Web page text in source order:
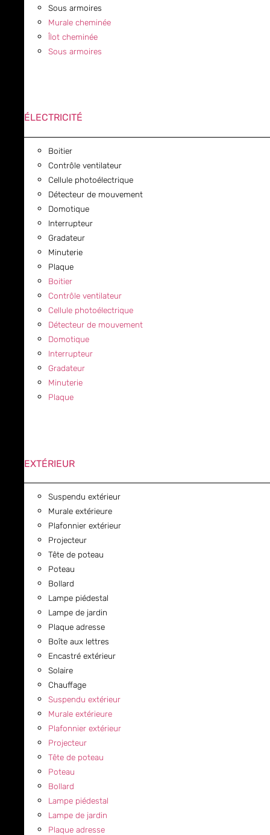
Sous armoires
Murale cheminée
Îlot cheminée
Sous armoires
ÉLECTRICITÉ
Boitier
Contrôle ventilateur
Cellule photoélectrique
Détecteur de mouvement
Domotique
Interrupteur
Gradateur
Minuterie
Plaque
Boitier
Contrôle ventilateur
Cellule photoélectrique
Détecteur de mouvement
Domotique
Interrupteur
Gradateur
Minuterie
Plaque
EXTÉRIEUR
Suspendu extérieur
Murale extérieure
Plafonnier extérieur
Projecteur
Tête de poteau
Poteau
Bollard
Lampe piédestal
Lampe de jardin
Plaque adresse
Boîte aux lettres
Encastré extérieur
Solaire
Chauffage
Suspendu extérieur
Murale extérieure
Plafonnier extérieur
Projecteur
Tête de poteau
Poteau
Bollard
Lampe piédestal
Lampe de jardin
Plaque adresse